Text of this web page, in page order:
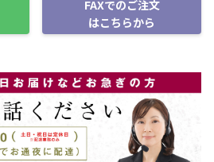
FAXでのご注文
はこちらから